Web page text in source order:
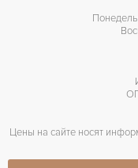
Цены на сайте носят